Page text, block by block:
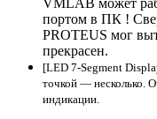
портом в ПК !
PROTEUS мог
прекрасен.
[LED 7-Segment
точкой — несколько.
индикации.